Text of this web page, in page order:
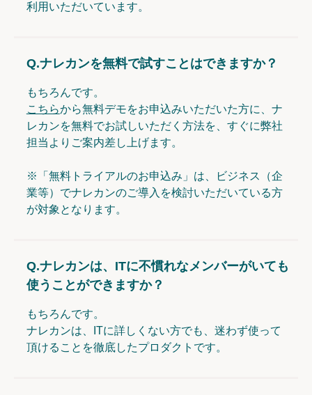
利用いただいています。
Q.ナレカンを無料で試すことはできますか？
もちろんです。
こちらから無料デモをお申込みいただいた方に、ナ
レカンを無料でお試しいただく方法を、すぐに弊社
担当よりご案内差し上げます。
※「無料トライアルのお申込み」は、ビジネス（企
業等）でナレカンのご導入を検討いただいている方
が対象となります。
Q.ナレカンは、ITに不慣れなメンバーがいても
使うことができますか？
もちろんです。
ナレカンは、ITに詳しくない方でも、迷わず使って
頂けることを徹底したプロダクトです。